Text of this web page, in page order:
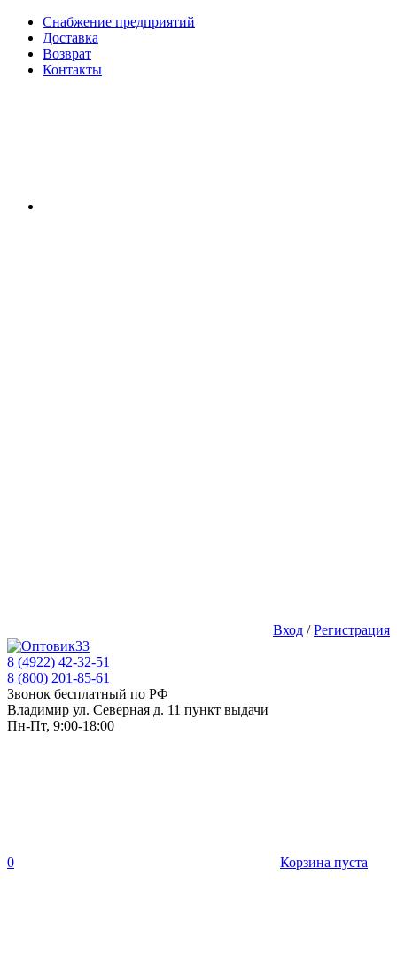
Снабжение предприятий
Доставка
Возврат
Контакты
Вход /Регистрация
8 (4922) 42-32-51
8 (800) 201-85-61
Звонок бесплатный по РФ
Владимир ул. Северная д. 11 пункт выдачи
Пн-Пт, 9:00-18:00
0 Корзина пуста